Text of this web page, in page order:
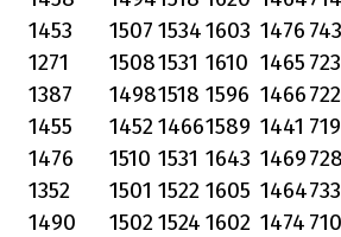
1453 1507 15341603 1476 743
1271 15081531 1610 1465 723
1387 14981518 1596 1466722
1455 1452 14661589 1441 719
1476 1510 1531 1643 1469
1352 1501 1522 1605 1464733
1490 1502 1524 1602 1474 710